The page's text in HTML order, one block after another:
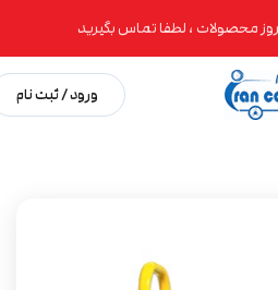
محصولات ، لطفا تماس بگیرید
ورود / ثبت نام